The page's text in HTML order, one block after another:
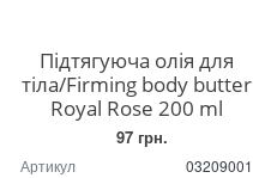
Підтягуюча олія для
тіла/Firming body butter
Royal Rose 200 ml
97 грн.
Артикул
03209001